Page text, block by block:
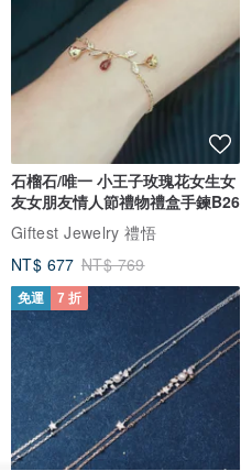
石榴石/唯一 小王子玫瑰花女生女
友女朋友情人節禮物禮盒手鍊B26
Giftest Jewelry 禮悟
NT$ 677 NT$ 769
免運 7 折